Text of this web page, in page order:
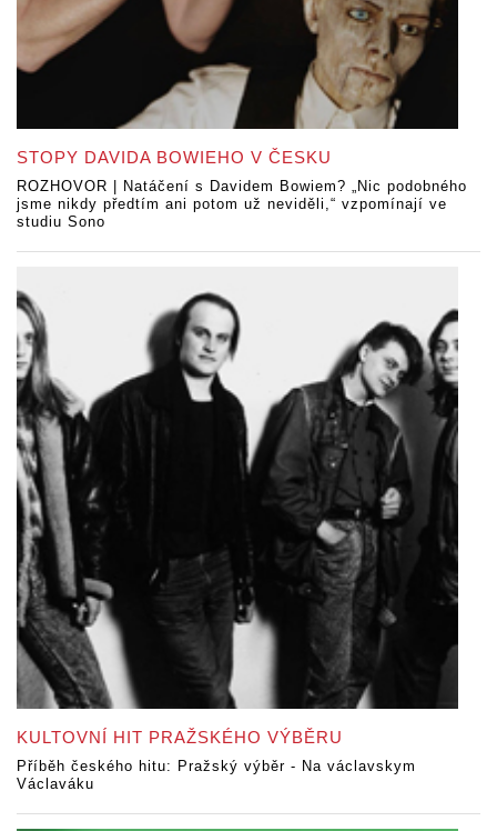
STOPY DAVIDA BOWIEHO V ČESKU
ROZHOVOR | Natáčení s Davidem Bowiem? „Nic podobného
jsme nikdy předtím ani potom už neviděli,“ vzpomínají ve
studiu Sono
KULTOVNÍ HIT PRAŽSKÉHO VÝBĚRU
Příběh českého hitu: Pražský výběr - Na václavskym
Václaváku